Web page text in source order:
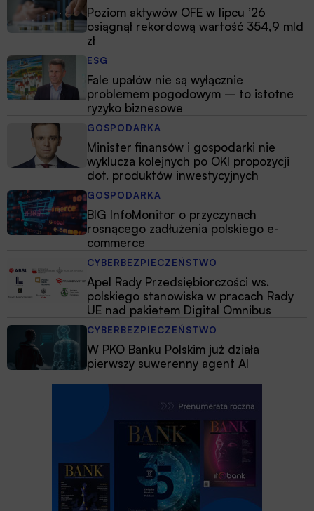
Poziom aktywów OFE w lipcu ’26
osiągnął rekordową wartość 354,9 mld
zł
ESG
Fale upałów nie są wyłącznie
problemem pogodowym – to istotne
ryzyko biznesowe
GOSPODARKA
Minister finansów i gospodarki nie
wyklucza kolejnych po OKI propozycji
dot. produktów inwestycyjnych
GOSPODARKA
BIG InfoMonitor o przyczynach
rosnącego zadłużenia polskiego e-
commerce
CYBERBEZPIECZEŃSTWO
Apel Rady Przedsiębiorczości ws.
polskiego stanowiska w pracach Rady
UE nad pakietem Digital Omnibus
CYBERBEZPIECZEŃSTWO
W PKO Banku Polskim już działa
pierwszy suwerenny agent AI